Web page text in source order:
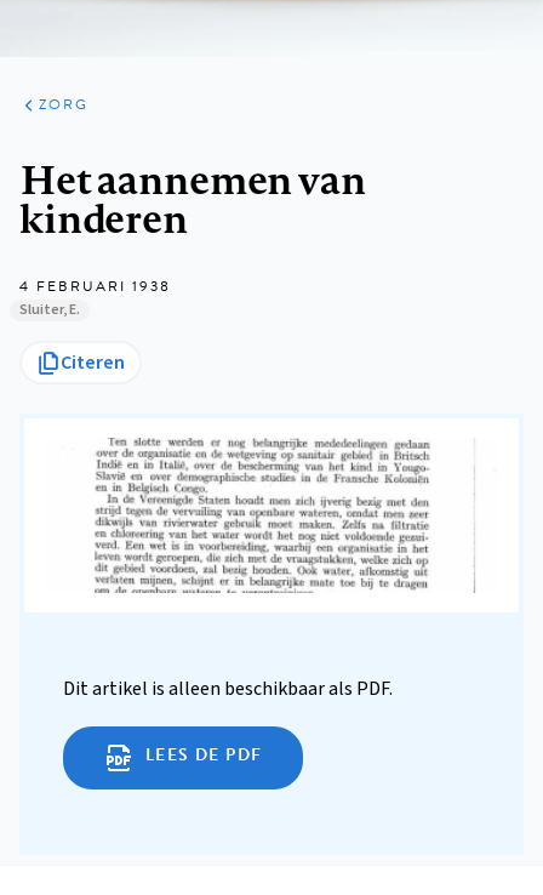
ARTIKELEN
PERSPECTIEF
ZORG
Het aannemen van
kinderen
4 FEBRUARI 1938
Sluiter, E.
Citeren
Dit artikel is alleen beschikbaar als PDF.
LEES DE PDF